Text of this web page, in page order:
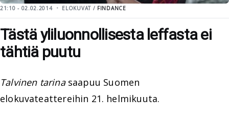
21:10 - 02.02.2014 ELOKUVAT / FINDANCE
Tästä yliluonnollisesta leffasta ei
tähtiä puutu
Talvinen tarinasaapuu Suomen
elokuvateattereihin 21. helmikuuta.